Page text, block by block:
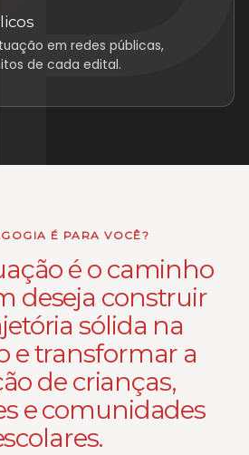
em redes públicas,
de cada edital.
É PARA VOCÊ?
é o caminho
deseja construir
sólida na
e transformar a
de crianças,
e comunidades